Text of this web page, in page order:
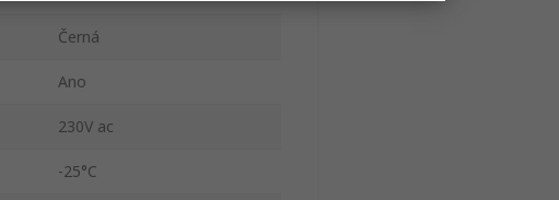
Černá
Ano
230V ac
-25°C